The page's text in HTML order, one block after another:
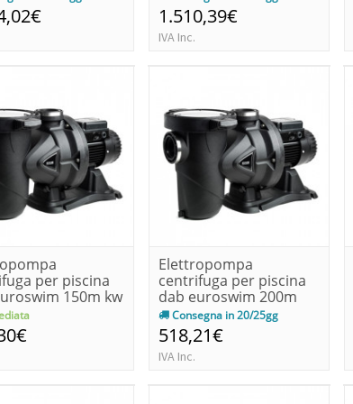
1.510,39€
IVA Inc.
per piscina
150m kw
1...
Elettropompa
centrifuga per piscina
dab euroswim 200m
ie2 kw 1.4-...
Consegna in 20/25gg
518,21€
IVA Inc.